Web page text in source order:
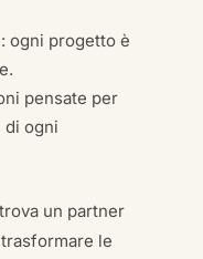
: ogni progetto è
pensate per
di ogni
un partner
le